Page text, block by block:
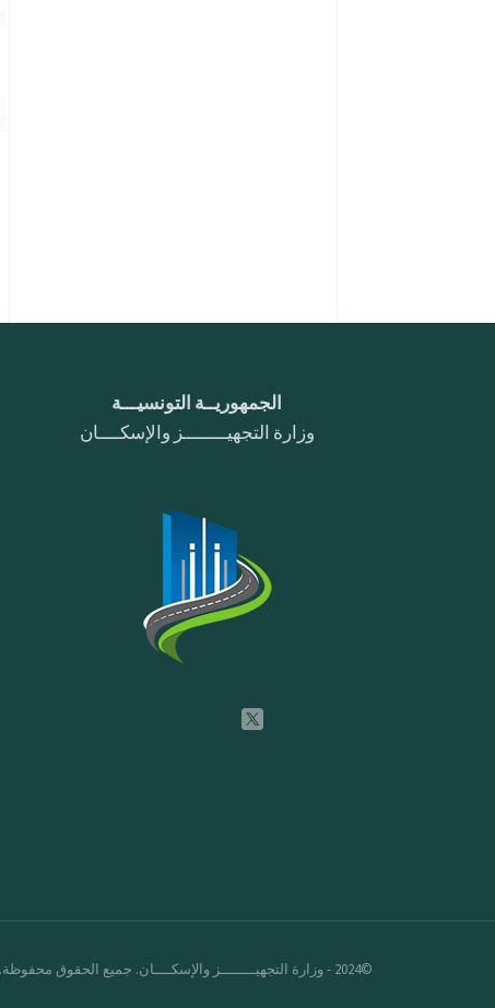
الجمهوريــة التونسيـــة
وزارة التجهيــــــــز والإسكــــان
©2024 - وزارة التجهيــــــــز والإسكــــان. جميع الحقوق محفوظة.